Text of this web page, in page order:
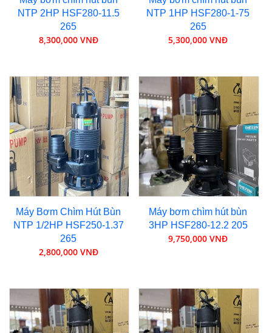
NTP 2HP HSF280-11.5
265
8,300,000 VNĐ
NTP 1HP HSF280-1-75
265
5,300,000 VNĐ
Máy Bơm Chìm Hút Bùn
NTP 1/2HP HSF250-1.37
265
2,800,000 VNĐ
Máy bơm chìm hút bùn
3HP HSF280-12.2 205
9,750,000 VNĐ